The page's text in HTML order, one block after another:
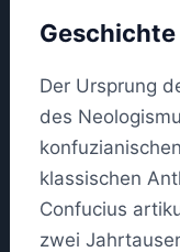
Der Ursprung
des
klassischen
Confucius
zwei